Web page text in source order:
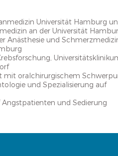
Universität Hamburg
an der Universität
Anästhesie und
mit oralchirurgischem
und Spezialisierung auf
Angstpatienten und Sedierung